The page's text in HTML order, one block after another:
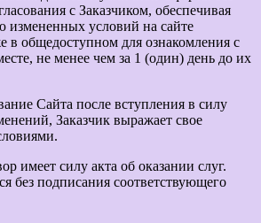
с Заказчиком, обеспечивая
измененных условий на сайте
в общедоступном для ознакомления с
не менее чем за 1 (один) день до их
Сайта после вступления в силу
Заказчик выражает свое
имеет силу акта об оказании слуг.
без подписания соответствующего